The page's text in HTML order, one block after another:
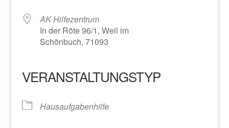
AK Hilfezentrum
In der Röte 96/1, Weil im
Schönbuch, 71093
VERANSTALTUNGSTYP
Hausaufgabenhilfe